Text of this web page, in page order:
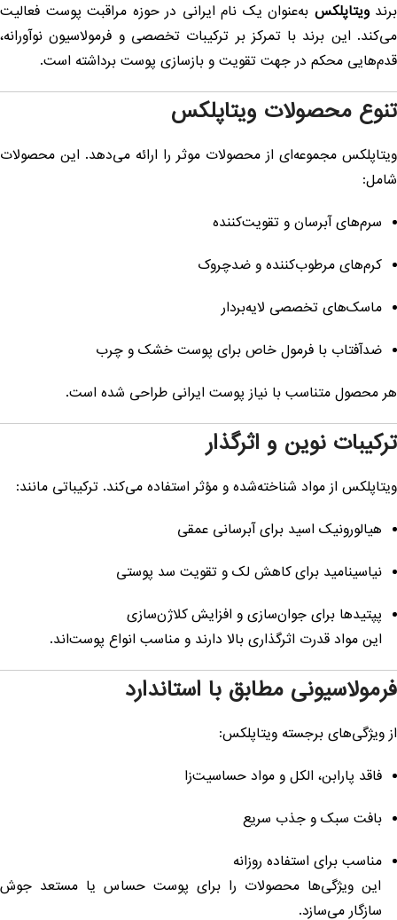
برندویتاپلکسبه‌عنوان یک نام ایرانی در حوزه مراقبت پوست فعالیت
می‌کند. این برند با تمرکز بر ترکیبات تخصصی و فرمولاسیون نوآورانه،
قدم‌هایی محکم در جهت تقویت و بازسازی پوست برداشته است.
تنوع محصولات ویتاپلکس
ویتاپلکس مجموعه‌ای از محصولات موثر را ارائه می‌دهد. این محصولات
شامل:
سرم‌های آبرسان و تقویت‌کننده
کرم‌های مرطوب‌کننده و ضدچروک
ماسک‌های تخصصی لایه‌بردار
ضدآفتاب با فرمول خاص برای پوست خشک و چرب
هر محصول متناسب با نیاز پوست ایرانی طراحی شده است.
ترکیبات نوین و اثرگذار
ویتاپلکس از مواد شناخته‌شده و مؤثر استفاده می‌کند. ترکیباتی مانند:
هیالورونیک اسید برای آبرسانی عمقی
نیا‌سینامید برای کاهش لک و تقویت سد پوستی
پپتیدها برای جوان‌سازی و افزایش کلاژن‌سازی
این مواد قدرت اثرگذاری بالا دارند و مناسب انواع پوست‌اند.
فرمولاسیونی مطابق با استاندارد
از ویژگی‌های برجسته ویتاپلکس:
فاقد پارابن، الکل و مواد حساسیت‌زا
بافت سبک و جذب سریع
مناسب برای استفاده روزانه
این ویژگی‌ها محصولات را برای پوست حساس یا مستعد جوش
سازگار می‌سازد.